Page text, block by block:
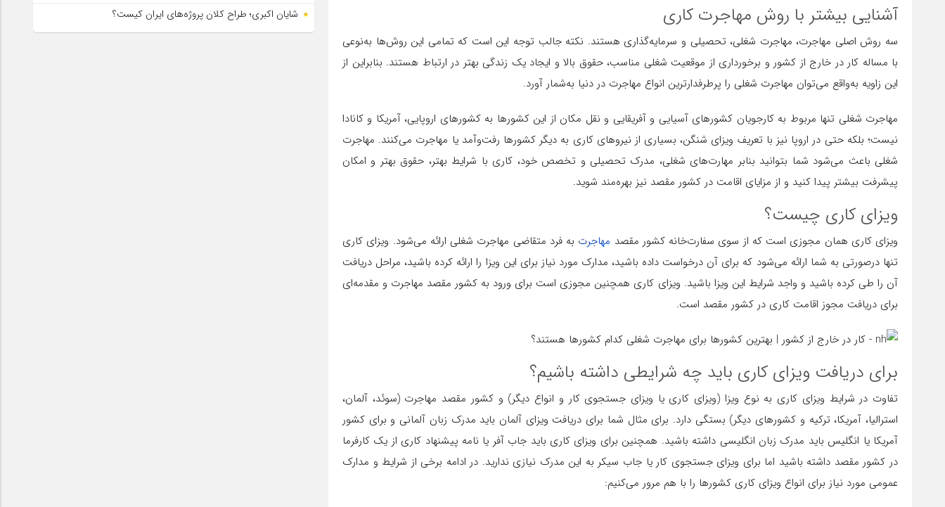
آشنایی بیشتر با روش مهاجرت کاری
سه روش اصلی مهاجرت، مهاجرت شغلی، تحصیلی و سرمایه‌گذاری هستند. نکته جالب توجه این است که تمامی این روش‌ها به‌نوعی
با مساله کار در خارج از کشور و برخورداری از موقعیت شغلی مناسب، حقوق بالا و ایجاد یک زندگی بهتر در‌ ارتباط هستند. بنابراین از
این زاویه به‌واقع می‌توان مهاجرت شغلی را پرطرفدارترین انواع مهاجرت در دنیا به‌شمار آورد.
مهاجرت شغلی تنها مربوط به کارجویان کشورهای آسیایی و آفریقایی و نقل مکان از این کشورها به کشورهای اروپایی، آمریکا و کانادا
نیست؛ بلکه حتی در اروپا نیز با تعریف ویزای شنگن، بسیاری از نیروهای کاری به دیگر کشورها رفت‌وآمد یا مهاجرت می‌کنند. مهاجرت
شغلی باعث می‌شود شما بتوانید بنابر مهارت‌های شغلی، مدرک تحصیلی و تخصص خود، کاری با شرایط بهتر، حقوق بهتر و امکان
پیشرفت بیشتر پیدا کنید و از مزایای اقامت در کشور مقصد نیز بهره‌مند شوید.
ویزای کاری چیست؟
ویزای کاری همان مجوزی است که از سوی سفارت‌خانه کشور مقصد مهاجرت به فرد متقاضی مهاجرت شغلی ارائه می‌شود. ویزای کاری
تنها درصورتی به شما ارائه می‌شود که برای آن درخواست داده باشید، مدارک مورد نیاز برای این ویزا را ارائه کرده باشید، مراحل دریافت
آن را طی کرده باشید و واجد شرایط این ویزا باشید. ویزای کاری همچنین مجوزی است برای ورود به کشور مقصد مهاجرت و مقدمه‌ای
برای دریافت مجوز اقامت کاری در کشور مقصد است.
برای دریافت ویزای کاری باید چه شرایطی داشته باشیم؟
تفاوت در شرایط ویزای کاری به نوع ویزا (ویزای کاری یا ویزای جستجوی کار و انواع دیگر) و کشور مقصد مهاجرت (سوئد، آلمان،
استرالیا، آمریکا، ترکیه و کشورهای دیگر) بستگی دارد. برای مثال شما برای دریافت ویزای آلمان باید مدرک زبان آلمانی و برای کشور
آمریکا یا انگلیس باید مدرک زبان انگلیسی داشته باشید. همچنین برای ویزای کاری باید جاب آفر یا نامه پیشنهاد کاری از یک کارفرما
در کشور مقصد داشته باشید اما برای ویزای جستجوی کار یا جاب سیکر به این مدرک نیازی ندارید. در ادامه برخی از شرایط و مدارک
عمومی مورد نیاز برای انواع ویزای کاری کشورها را با هم مرور می‌کنیم:
شایان اکبری؛ طراح کلان پروژه‌های ایران کیست؟